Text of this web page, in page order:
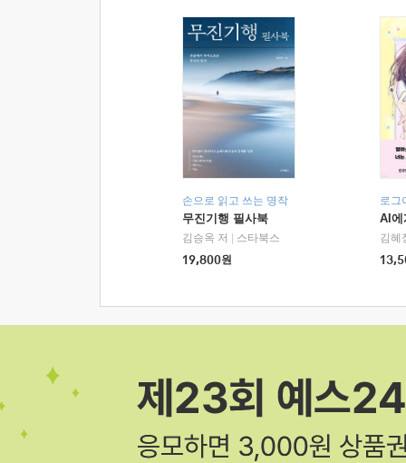
손으로 읽고 쓰는 명작
무진기행 필사북
김승옥 저
스타북스
19,800원
로그
AI에
김혜